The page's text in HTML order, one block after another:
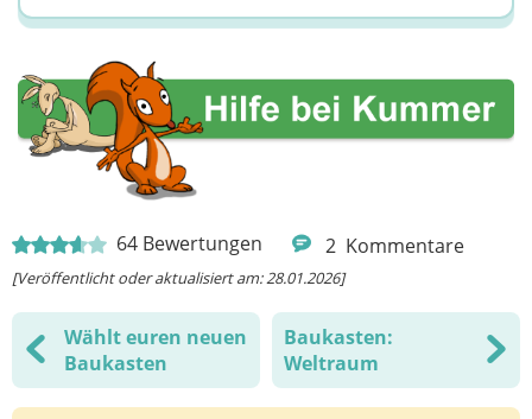
64 Bewertungen 2 Kommentare
[Veröffentlicht oder aktualisiert am: 28.01.2026]
Wählt euren neuen
Baukasten
Baukasten:
Weltraum